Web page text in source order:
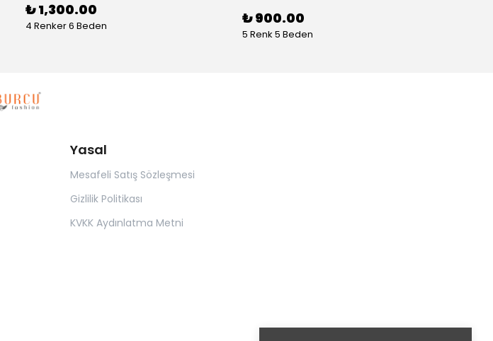
₺ 1,300.00
4 Renker 6 Beden ₺ 900.00
5 Renk 5 Beden
Yasal
Mesafeli Satış Sözleşmesi
Gizlilik Politikası
KVKK Aydınlatma Metni